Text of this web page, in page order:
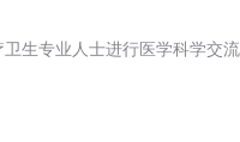
生专业人士进行医学科学交